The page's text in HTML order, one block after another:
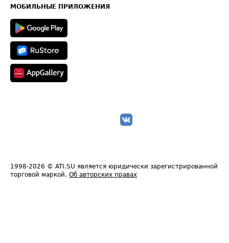
Техническая информация
МОБИЛЬНЫЕ ПРИЛОЖЕНИЯ
1998-2026 © ATI.SU является юридически зарегистрированной
торговой маркой. Об авторских правах